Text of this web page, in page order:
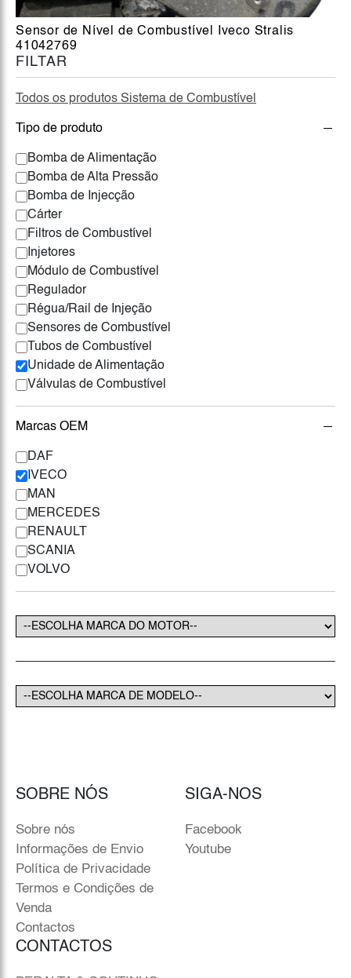
FILTAR
Todos os produtos Sistema de Combustível
Tipo de produto
Bomba de Alimentação
Bomba de Alta Pressão
Bomba de Injecção
Cárter
Filtros de Combustível
Injetores
Módulo de Combustível
Regulador
Régua/Rail de Injeção
Sensores de Combustível
Tubos de Combustível
Unidade de Alimentação
Válvulas de Combustível
Marcas OEM
DAF
IVECO
MAN
MERCEDES
RENAULT
SCANIA
VOLVO
Sensor de Nível de Combustível Iveco Stralis
41042769
SOBRE NÓS
Sobre nós
Informações de Envio
Política de Privacidade
Termos e Condições de
Venda
Contactos
SIGA-NOS
Facebook
Youtube
CONTACTOS